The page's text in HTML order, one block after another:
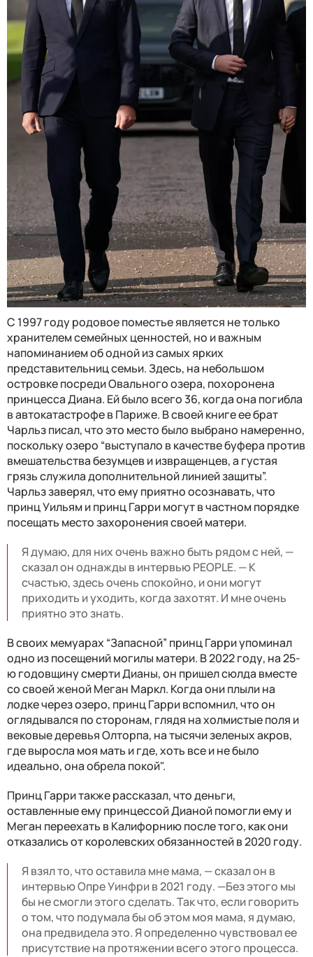
С 1997 году родовое поместье является не только
хранителем семейных ценностей, но и важным
напоминанием об одной из самых ярких
представительниц семьи. Здесь, на небольшом
островке посреди Овального озера, похоронена
принцесса Диана. Ей было всего 36, когда она погибла
в автокатастрофе в Париже. В своей книге ее брат
Чарльз писал, что это место было выбрано намеренно,
поскольку озеро “выступало в качестве буфера против
вмешательства безумцев и извращенцев, а густая
грязь служила дополнительной линией защиты”.
Чарльз заверял, что ему приятно осознавать, что
принц Уильям и принц Гарри могут в частном порядке
посещать место захоронения своей матери.
Я думаю, для них очень важно быть рядом с ней, —
сказал он однажды в интервью PEOPLE. — К
счастью, здесь очень спокойно, и они могут
приходить и уходить, когда захотят. И мне очень
приятно это знать.
В своих мемуарах “Запасной” принц Гарри упоминал
одно из посещений могилы матери. В 2022 году, на 25-
ю годовщину смерти Дианы, он пришел сюлда вместе
со своей женой Меган Маркл. Когда они плыли на
лодке через озеро, принц Гарри вспомнил, что он
оглядывался по сторонам, глядя на холмистые поля и
вековые деревья Олторпа, на тысячи зеленых акров,
где выросла моя мать и где, хоть все и не было
идеально, она обрела покой".
Принц Гарри также рассказал, что деньги,
оставленные ему принцессой Дианой помогли ему и
Меган переехать в Калифорнию после того, как они
отказались от королевских обязанностей в 2020 году.
Я взял то, что оставила мне мама, — сказал он в
интервью Опре Уинфри в 2021 году. —Без этого мы
бы не смогли этого сделать. Так что, если говорить
о том, что подумала бы об этом моя мама, я думаю,
она предвидела это. Я определенно чувствовал ее
присутствие на протяжении всего этого процесса.